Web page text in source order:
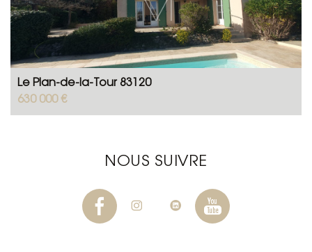
Le Plan-de-la-Tour 83120
630 000 €
NOUS SUIVRE